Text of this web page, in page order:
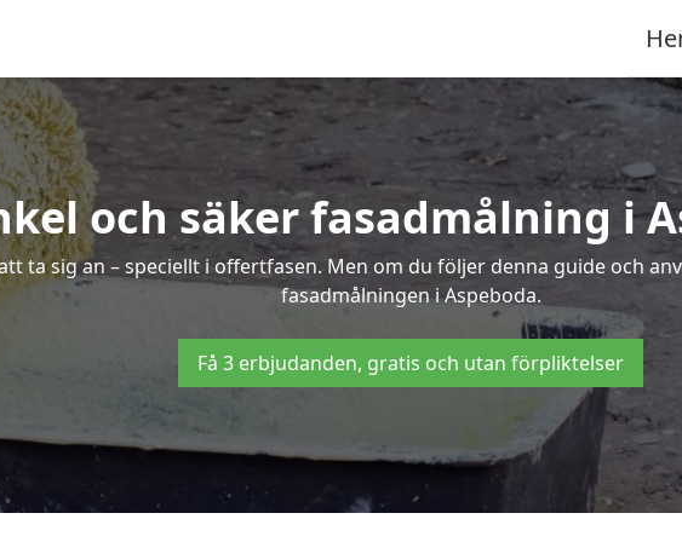
och säker fasadmålning i
ta sig an – speciellt i offertfasen. Men om du följer denna guide och
fasadmålningen i Aspeboda.
Få 3 erbjudanden, gratis och utan förpliktelser